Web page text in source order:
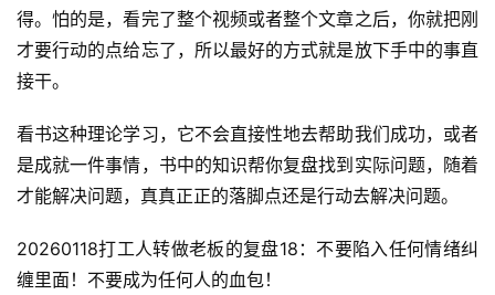
A
I
干
运
营
录
得。怕的是，看完了整个视频或者整个文章之后，你就把刚
才要行动的点给忘了，所以最好的方式就是放下手中的事直
接干。
看书这种理论学习，它不会直接性地去帮助我们成功，或者
是成就一件事情，书中的知识帮你复盘找到实际问题，随着
才能解决问题，真真正正的落脚点还是行动去解决问题。
20260118打工人转做老板的复盘18：不要陷入任何情绪纠
缠里面！不要成为任何人的血包！